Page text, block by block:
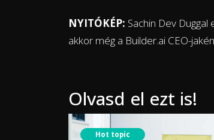
NYITÓKÉP: Sachin Dev
akkor még a Builder.ai CEO-
Olvasd el ezt is!
Hot topic